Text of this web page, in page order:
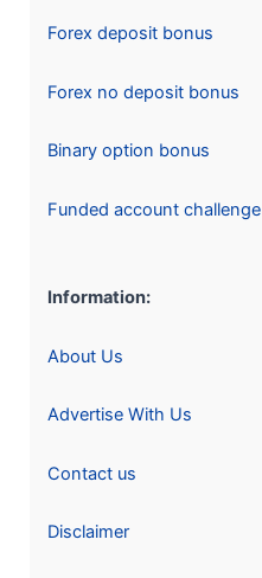
Forex deposit bonus
Forex no deposit bonus
Binary option bonus
Funded account challenge
Information:
About Us
Advertise With Us
Contact us
Disclaimer